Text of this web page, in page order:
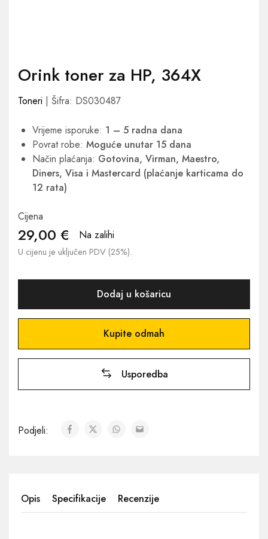
Orink toner za HP, 364X
Toneri | Šifra: DS030487
Vrijeme isporuke: 1 – 5 radna dana
Povrat robe: Moguće unutar 15 dana
Način plaćanja: Gotovina, Virman, Maestro,
Diners, Visa i Mastercard (plaćanje karticama do
12 rata)
Cijena
29,00 € Na zalihi
U cijenu je uključen PDV (25%).
Dodaj u košaricu
Kupite odmah
Usporedba
Podjeli:
Opis Specifikacije Recenzije